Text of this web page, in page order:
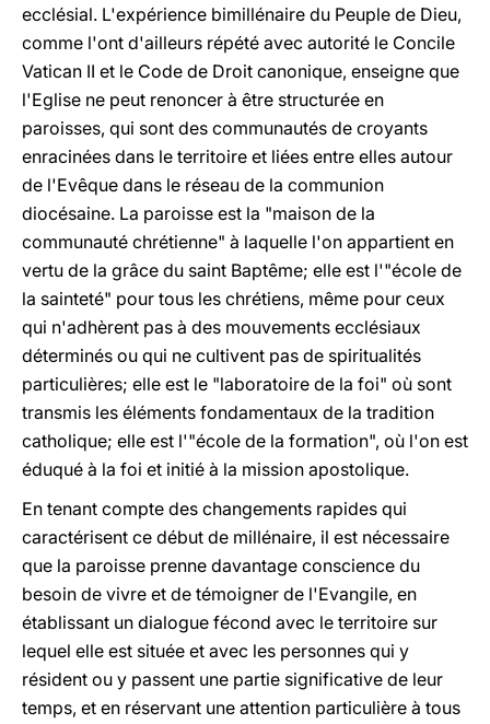
ecclésial. L'expérience bimillénaire du Peuple de Dieu,
comme l'ont d'ailleurs répété avec autorité le Concile
Vatican II et le Code de Droit canonique, enseigne que
l'Eglise ne peut renoncer à être structurée en
paroisses, qui sont des communautés de croyants
enracinées dans le territoire et liées entre elles autour
de l'Evêque dans le réseau de la communion
diocésaine. La paroisse est la "maison de la
communauté chrétienne" à laquelle l'on appartient en
vertu de la grâce du saint Baptême; elle est l'"école de
la sainteté" pour tous les chrétiens, même pour ceux
qui n'adhèrent pas à des mouvements ecclésiaux
déterminés ou qui ne cultivent pas de spiritualités
particulières; elle est le "laboratoire de la foi" où sont
transmis les éléments fondamentaux de la tradition
catholique; elle est l'"école de la formation", où l'on est
éduqué à la foi et initié à la mission apostolique.
En tenant compte des changements rapides qui
caractérisent ce début de millénaire, il est nécessaire
que la paroisse prenne davantage conscience du
besoin de vivre et de témoigner de l'Evangile, en
établissant un dialogue fécond avec le territoire sur
lequel elle est située et avec les personnes qui y
résident ou y passent une partie significative de leur
temps, et en réservant une attention particulière à tous